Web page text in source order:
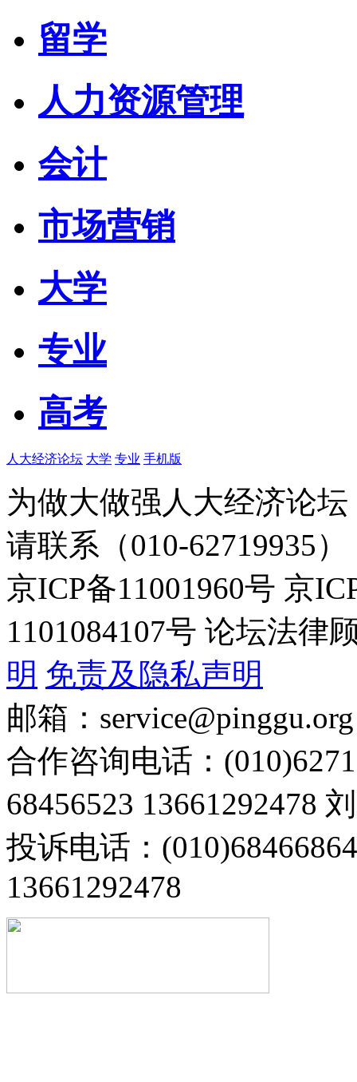
留学
人力资源管理
会计
市场营销
大学
专业
高考
人大经济论坛 大学 专业 手机版
为做大做强人大经济论
请联系（010-62719935）
京ICP备11001960号 京
1101084107号 论坛法律
明 免责及隐私声明
邮箱：service@pinggu.org
合作咨询电话：
68456523 13661292478
投诉电话：
13661292478